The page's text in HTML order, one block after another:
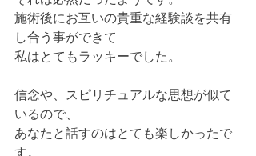
施術後にお互いの貴重な経験談を共有
し合う事ができて
私はとてもラッキーでした。
信念や、スピリチュアルな思想が似て
いるので、
あなたと話すのはとても楽しかったで
す。